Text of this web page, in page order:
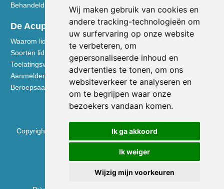
Wij maken gebruik van cookies en
andere tracking-technologieën om
uw surfervaring op onze website
te verbeteren, om
gepersonaliseerde inhoud en
advertenties te tonen, om ons
websiteverkeer te analyseren en
om te begrijpen waar onze
bezoekers vandaan komen.
Ik ga akkoord
Ik weiger
Wijzig mijn voorkeuren
Behandeldisciplines - TCG
De Acupuncturist
Waarom lid worden van de NVA
Soorten lidmaatschap NVA
Toelatingsvoorwaarden
Aanmelden voor lidmaatschap
Beroepsaansprakelijkheidsverzekering
Copyright © 2026 Nederlandse Vereniging voor Acupunctuur
KVK 40531133
BTW NL0090.68.533.B01